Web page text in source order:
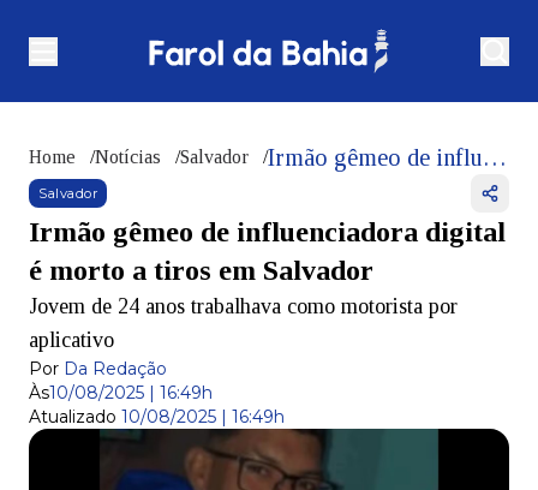
Home /Notícias /Salvador / Irmão gêmeo de influenciadora digital é morto a tiros em Salvador
Salvador
Irmão gêmeo de influenciadora digital
é morto a tiros em Salvador
Jovem de 24 anos trabalhava como motorista por
aplicativo
Por Da Redação
Às10/08/2025 | 16:49h
Atualizado 10/08/2025 | 16:49h